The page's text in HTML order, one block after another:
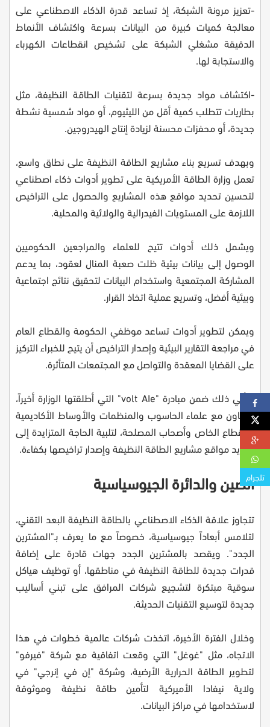
-تعزيز مرونة الشبكة، إذ تساعد قدرة الذكاء الاصطناعي على
معالجة كميات كبيرة من البيانات بسرعة واكتشاف الأنماط
الدقيقة مشغلي الشبكة على تشخيص انقطاعات الكهرباء
والاستجابة لها.
-اكتشاف مواد جديدة بسرعة لتقنيات الطاقة النظيفة، مثل
بطاريات تتطلب كمية أقل من الليثيوم، أو مواد شمسية نشطة
جديدة، أو محفزات محسنة لزيادة إنتاج الهيدروجين.
وبهدف تسريع بناء مشاريع الطاقة النظيفة على نطاق واسع،
تعمل وزارة الطاقة الأمريكية على تطوير أدوات ذكاء اصطناعي
لتحسين تحديد مواقع هذه المشاريع والحصول على التراخيص
اللازمة على المستويات الفيدرالية والولائية والمحلية.
ويشمل ذلك أدوات تتيح للعلماء والمراجعين الحكوميين
الوصول إلى بيانات بيئية ظلت صعبة المنال لعقود، بما يدعم
المشاركة المجتمعية واستخدام البيانات لتحقيق نتائج اجتماعية
وبيئية أفضل، وتسريع عملية اتخاذ القرار.
ويمكن لتطوير أدوات تساعد موظفي الحكومة والقطاع العام
في مراجعة التقارير البيئية وإصدار التراخيص أن يتيح للخبراء التركيز
على القضايا المعقدة والتواصل مع المجتمعات المتأثرة.
ويأتي ذلك ضمن مبادرة "volt AIe" التي أطلقتها الوزارة أخيراً،
للتعاون مع علماء الحاسوب والمنظمات والأوساط الأكاديمية
والقطاع الخاص وأصحاب المصلحة، لتلبية الحاجة المتزايدة إلى
تحديد مواقع مشاريع الطاقة النظيفة وإصدار تراخيصها بكفاءة.
الصين والدائرة الجيوسياسية
تتجاوز علاقة الذكاء الاصطناعي بالطاقة النظيفة البعد التقني،
لتلامس أبعاداً جيوسياسية، خصوصاً مع ما يعرف بـ"المشترين
الجدد". ويقصد بالمشترين الجدد جهات قادرة على إضافة
قدرات جديدة للطاقة النظيفة في مناطقها، أو توظيف هياكل
سوقية مبتكرة لتشجيع شركات المرافق على تبني أساليب
جديدة لتوسيع التقنيات الحديثة.
وخلال الفترة الأخيرة، اتخذت شركات عالمية خطوات في هذا
الاتجاه، مثل "غوغل" التي وقعت اتفاقية مع شركة "فيرفو"
لتطوير الطاقة الحرارية الأرضية، وشركة "إن في إنرجي" في
ولاية نيفادا الأميركية لتأمين طاقة نظيفة وموثوقة
لاستخدامها في مراكز البيانات.
تلجرام